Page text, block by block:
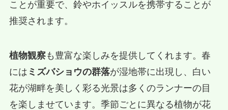
ことが重要で、鈴やホイッスルを携帯することが
推奨されます。
植物観察も豊富な楽しみを提供してくれます。春
には ミズバショウの群落が湿地帯に出現し、白い
花が湖畔を美しく彩る光景は多くのランナーの目
を楽しませています。季節ごとに異なる植物が花